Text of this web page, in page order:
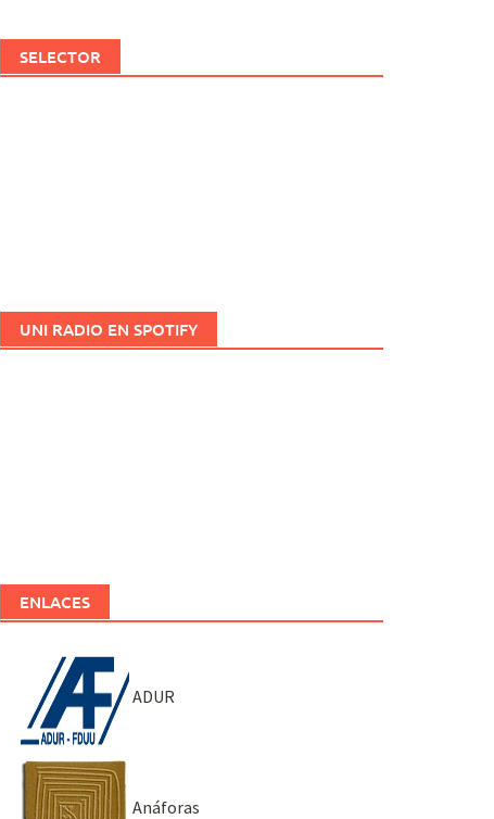
SELECTOR
UNI RADIO EN SPOTIFY
ENLACES
ADUR
Anáforas